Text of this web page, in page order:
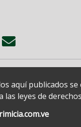
aquí publicados
leyes de